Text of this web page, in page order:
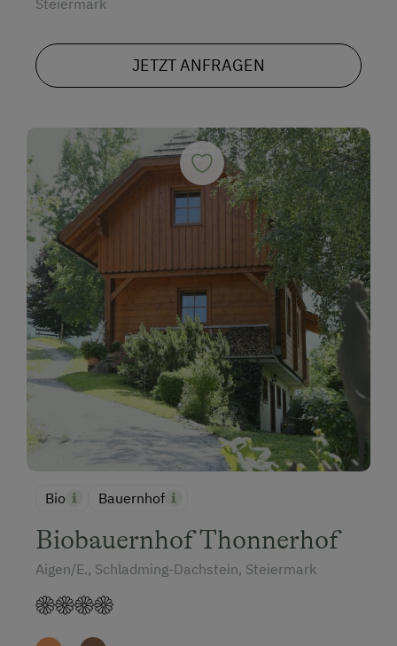
JETZT ANFRAGEN
Bio Bauernhof
Biobauernhof Thonnerhof
Aigen/E., Schladming-Dachstein, Steiermark